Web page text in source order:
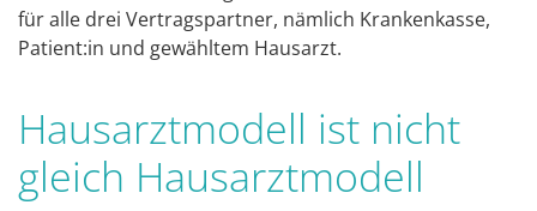
für alle drei Vertragspartner, nämlich Krankenkasse,
Patient:in und gewähltem Hausarzt.
Hausarztmodell ist nicht
gleich Hausarztmodell